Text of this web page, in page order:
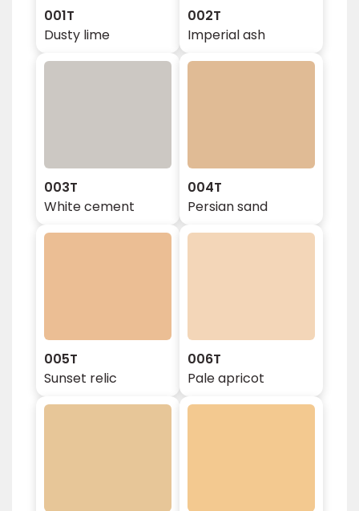
001T
Dusty lime
002T
Imperial ash
003T
White cement
004T
Persian sand
005T
Sunset relic
006T
Pale apricot